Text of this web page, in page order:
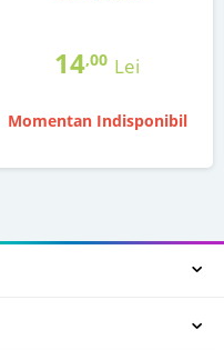
14,00 Lei
Momentan Indisponibil